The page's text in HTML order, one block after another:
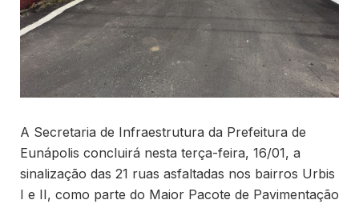
A Secretaria de Infraestrutura da Prefeitura de
Eunápolis concluirá nesta terça-feira, 16/01, a
sinalização das 21 ruas asfaltadas nos bairros Urbis
I e II, como parte do Maior Pacote de Pavimentação